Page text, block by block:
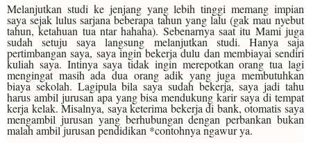
Melanjutkan studi ke jenjang yang lebih tinggi memang impian
saya sejak lulus sarjana beberapa tahun yang lalu (gak mau nyebut
tahun, ketahuan tua ntar hahaha). Sebenarnya saat itu Mami juga
sudah setuju saya langsung melanjutkan studi. Hanya saja
pertimbangan saya, saya ingin bekerja dulu dan membiayai sendiri
kuliah saya. Intinya saya tidak ingin merepotkan orang tua lagi
mengingat masih ada dua orang adik yang juga membutuhkan
biaya sekolah. Lagipula bila saya sudah bekerja, saya jadi tahu
harus ambil jurusan apa yang bisa mendukung karir saya di tempat
kerja kelak. Misalnya, saya keterima bekerja di bank, otomatis saya
mengambil jurusan yang berhubungan dengan perbankan bukan
malah ambil jurusan pendidikan *contohnya ngawur ya.